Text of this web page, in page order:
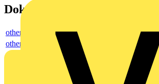
Dokumente
others
others